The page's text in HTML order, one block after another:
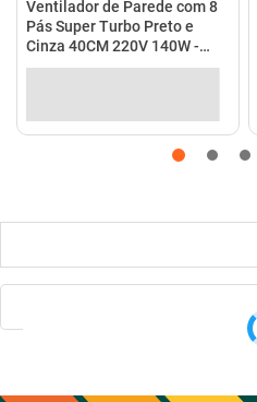
Ventilador de Parede com 8
Pás Super Turbo Preto e
Cinza 40CM 220V 140W -
VTX-40P-8P - Mondial